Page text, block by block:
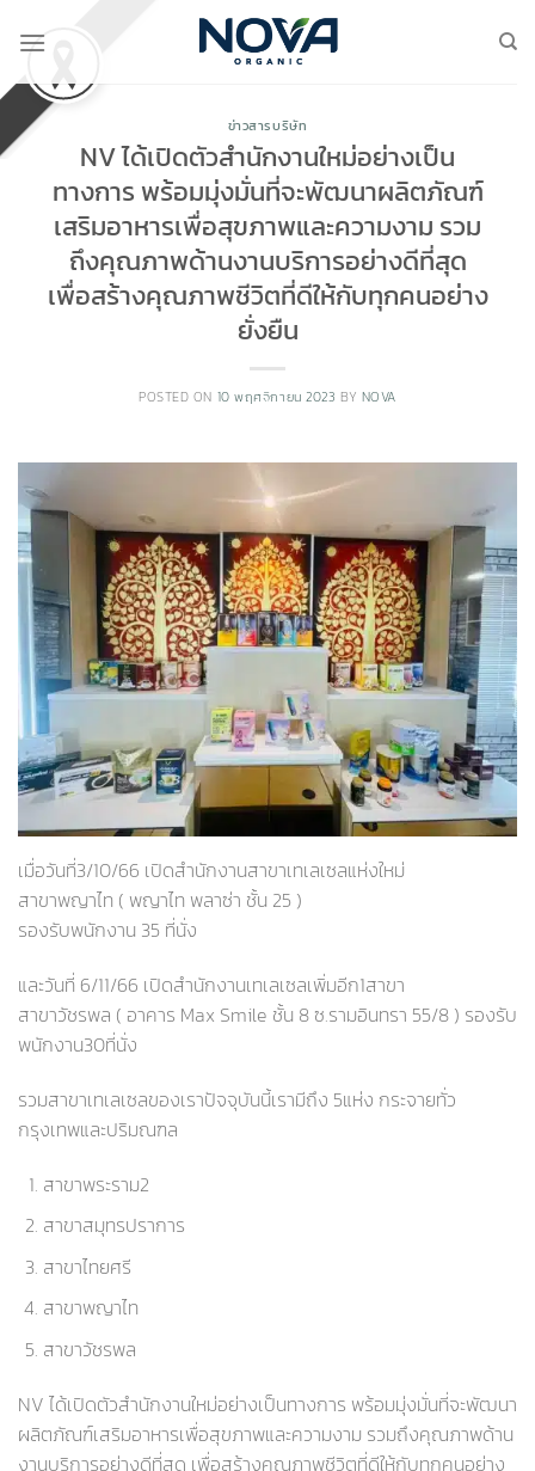
ข่าวสารบริษัท
NV ได้เปิดตัวสำนักงานใหม่อย่างเป็น
ทางการ พร้อมมุ่งมั่นที่จะพัฒนาผลิตภัณฑ์
เสริมอาหารเพื่อสุขภาพและความงาม รวม
ถึงคุณภาพด้านงานบริการอย่างดีที่สุด
เพื่อสร้างคุณภาพชีวิตที่ดีให้กับทุกคนอย่าง
ยั่งยืน
POSTED ON 10 พฤศจิกายน 2023 BY NOVA
เมื่อวันที่3/10/66 เปิดสำนักงานสาขาเทเลเซลแห่งใหม่
สาขาพญาไท ( พญาไท พลาซ่า ชั้น 25 )
รองรับพนักงาน 35 ที่นั่ง
และวันที่ 6/11/66 เปิดสำนักงานเทเลเซลเพิ่มอีก1สาขา
สาขาวัชรพล ( อาคาร Max Smile ชั้น 8 ซ.รามอินทรา 55/8 ) รองรับ
พนักงาน30ที่นั่ง
รวมสาขาเทเลเซลของเราปัจจุบันนี้เรามีถึง 5แห่ง กระจายทั่ว
กรุงเทพและปริมณฑล
สาขาพระราม2
สาขาสมุทรปราการ
สาขาไทยศรี
สาขาพญาไท
สาขาวัชรพล
NV ได้เปิดตัวสำนักงานใหม่อย่างเป็นทางการ พร้อมมุ่งมั่นที่จะพัฒนา
ผลิตภัณฑ์เสริมอาหารเพื่อสุขภาพและความงาม รวมถึงคุณภาพด้าน
งานบริการอย่างดีที่สุด เพื่อสร้างคุณภาพชีวิตที่ดีให้กับทุกคนอย่าง